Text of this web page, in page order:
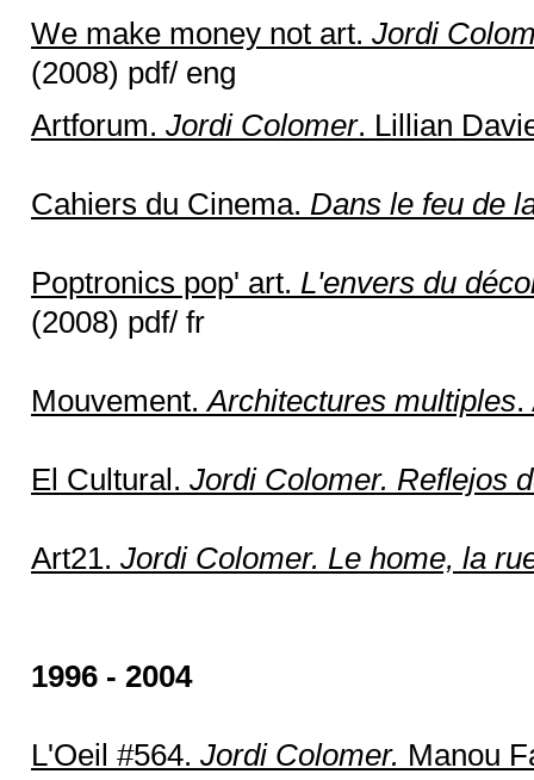
We make money not art. Jordi
(2008) pdf/ eng
Artforum. Jordi Colomer. Lillian
Cahiers du Cinema. Dans le feu de
Poptronics pop' art. L'envers du
(2008) pdf/ fr
Mouvement.Architectures multiples.
El Cultural. Jordi Colomer. Reflejos
Art21. Jordi Colomer. Le home, la
1996 - 2004
L'Oeil #564. Jordi Colomer. Manou